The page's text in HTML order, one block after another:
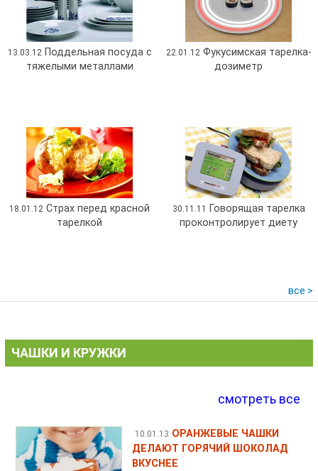
13.03.12Поддельная посуда с
тяжелыми металлами
22.01.12Фукусимская тарелка-
дозиметр
18.01.12 Страх перед красной
тарелкой
30.11.11
Говорящая тарелка
проконтролирует диету
все >
ЧАШКИ И КРУЖКИ
смотреть все
10.01.13 ОРАНЖЕВЫЕ ЧАШКИ
ДЕЛАЮТ ГОРЯЧИЙ ШОКОЛАД
ВКУСНЕЕ